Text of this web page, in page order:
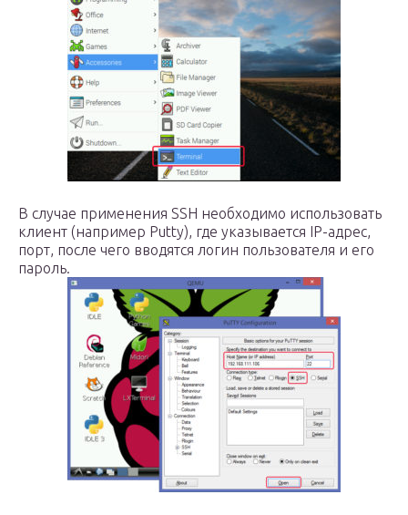
В случае применения SSH необходимо использовать
клиент (например Putty), где указывается IP-адрес,
порт, после чего вводятся логин пользователя и его
пароль.